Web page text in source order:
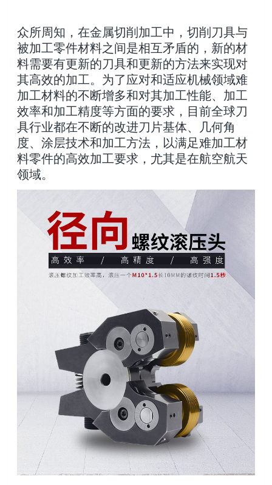
众所周知，在金属切削加工中，切削刀具与
被加工零件材料之间是相互矛盾的，新的材
料需要有更新的刀具和更新的方法来实现对
其高效的加工。为了应对和适应机械领域难
加工材料的不断增多和对其加工性能、加工
效率和加工精度等方面的要求，目前全球刀
具行业都在不断的改进刀片基体、几何角
度、涂层技术和加工方法，以满足难加工材
料零件的高效加工要求，尤其是在航空航天
领域。